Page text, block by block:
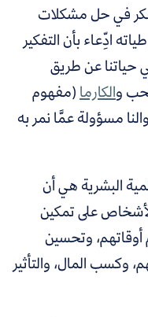
في حل مشكلات
ادِّعاء بأن التفكير
حياتنا عن طريق
والكارما(مفهوم
مسؤولة عمَّا نمر به
البشرية هي أن
على تمكين
وتحسين
وكسب المال، والتأثير